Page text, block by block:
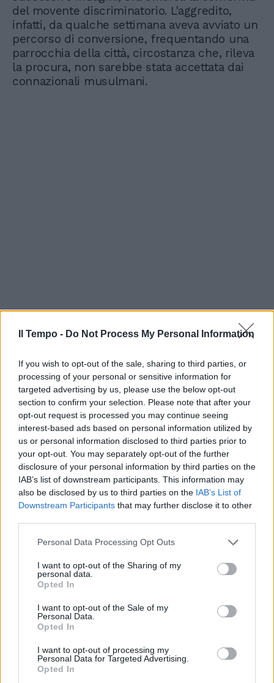
Il Tempo - Do Not Process My Personal Information
If you wish to opt-out of the sale, sharing to third parties, or
processing of your personal or sensitive information for
targeted advertising by us, please use the below opt-out
section to confirm your selection. Please note that after your
opt-out request is processed you may continue seeing
interest-based ads based on personal information utilized by
us or personal information disclosed to third parties prior to
your opt-out. You may separately opt-out of the further
disclosure of your personal information by third parties on the
IAB’s list of downstream participants. This information may
also be disclosed by us to third parties on the IAB’s List of
Downstream Participants that may further disclose it to other
Personal Data Processing Opt Outs
I want to opt-out of the Sharing of my
personal data.
Opted In
I want to opt-out of the Sale of my
Personal Data.
Opted In
I want to opt-out of processing my
Personal Data for Targeted Advertising.
Opted In
del movente discriminatorio. L'aggredito,
infatti, da qualche settimana aveva avviato un
percorso di conversione, frequentando una
parrocchia della città, circostanza che, rileva
la procura, non sarebbe stata accettata dai
connazionali musulmani.